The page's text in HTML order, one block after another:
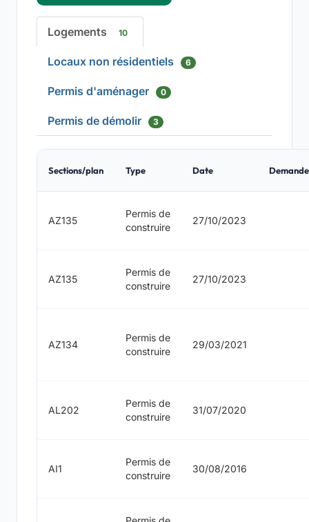
Logements 10
Locaux non résidentiels 6
Permis d'aménager 0
Permis de démolir 3
Sections/plan Type Date
AZ135
Permis de
construire
27/10/2023
AZ135
Permis de
construire
27/10/2023
AZ134
Permis de
construire
29/03/2021
AL202
Permis de
construire
31/07/2020
AI1
Permis de
construire
30/08/2016